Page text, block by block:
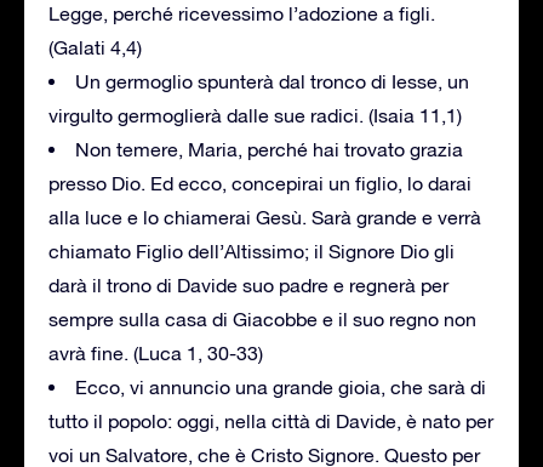
Legge, perché ricevessimo l’adozione a figli.
(Galati 4,4)
Un germoglio spunterà dal tronco di Iesse, un
virgulto germoglierà dalle sue radici. (Isaia 11,1)
Non temere, Maria, perché hai trovato grazia
presso Dio. Ed ecco, concepirai un figlio, lo darai
alla luce e lo chiamerai Gesù. Sarà grande e verrà
chiamato Figlio dell’Altissimo; il Signore Dio gli
darà il trono di Davide suo padre e regnerà per
sempre sulla casa di Giacobbe e il suo regno non
avrà fine. (Luca 1, 30-33)
Ecco, vi annuncio una grande gioia, che sarà di
tutto il popolo: oggi, nella città di Davide, è nato per
voi un Salvatore, che è Cristo Signore. Questo per